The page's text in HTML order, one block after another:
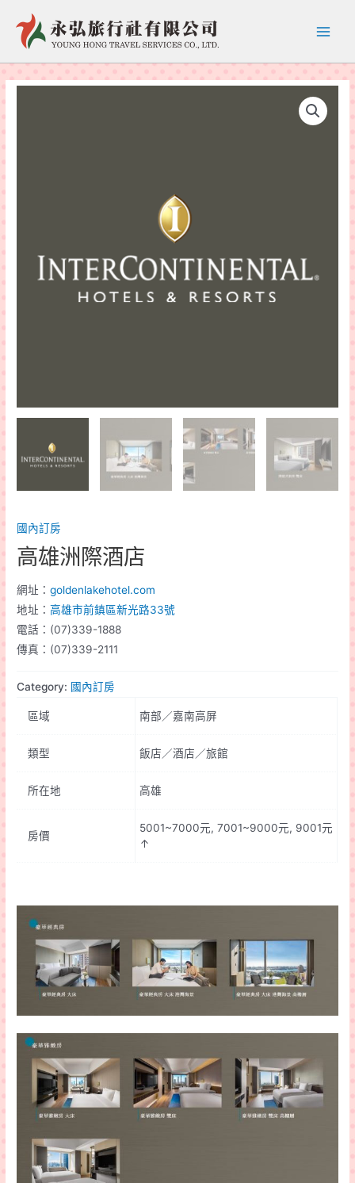
國內訂房
高雄洲際酒店
網址：goldenlakehotel.com
地址：高雄市前鎮區新光路33號
電話：(07)339-1888
傳真：(07)339-2111
Category: 國內訂房
區域 南部／嘉南高屏
類型 飯店／酒店／旅館
所在地 高雄
房價
5001~7000元, 7001~9000元, 9001元
↑